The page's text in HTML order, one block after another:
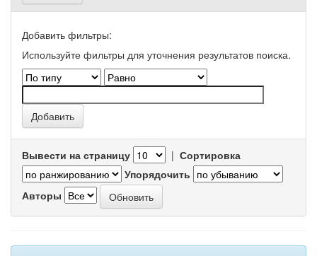
Добавить фильтры:
Используйте фильтры для уточнения результатов поиска.
Вывести на страницу | Сортировка
Упорядочить
Авторы